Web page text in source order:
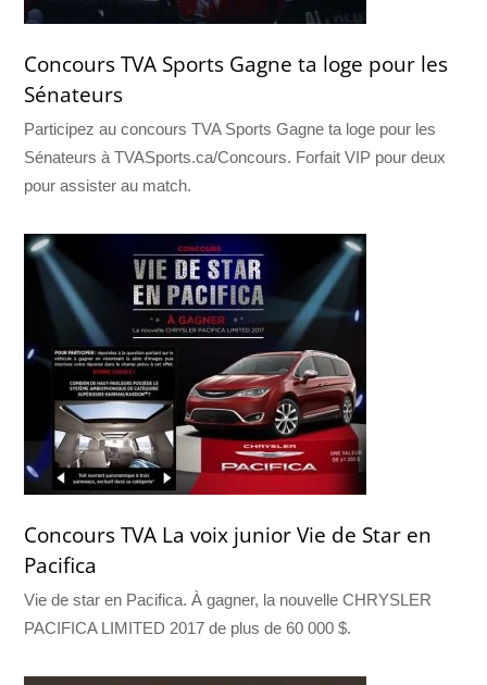
Concours TVA Sports Gagne ta loge pour les
Sénateurs
Participez au concours TVA Sports Gagne ta loge pour les
Sénateurs à TVASports.ca/Concours. Forfait VIP pour deux
pour assister au match.
Concours TVA La voix junior Vie de Star en
Pacifica
Vie de star en Pacifica. À gagner, la nouvelle CHRYSLER
PACIFICA LIMITED 2017 de plus de 60 000 $.